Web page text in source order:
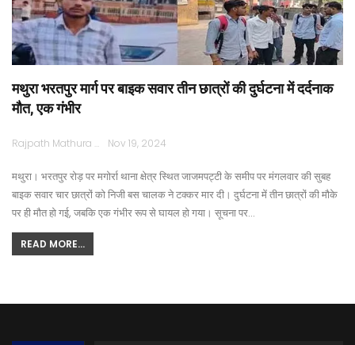
मथुरा भरतपुर मार्ग पर बाइक सवार तीन छात्रों की दुर्घटना में दर्दनाक
मौत, एक गंभीर
Rajpath Mathura Nov 19, 2024
मथुरा। भरतपुर रोड़ पर मगोर्रा थाना क्षेत्र स्थित जाजमपट्टी के समीप पर मंगलवार की सुबह
बाइक सवार चार छात्रों को निजी बस चालक ने टक्कर मार दी। दुर्घटना में तीन छात्रों की मौके
पर ही मौत हो गई, जबकि एक गंभीर रूप से घायल हो गया। सूचना पर…
READ MORE...